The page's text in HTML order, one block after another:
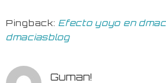
Pingback: Efecto yoyo en
dmaciasblog
Guman!